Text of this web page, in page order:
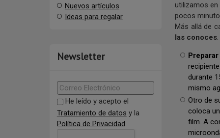
Nuevos artículos
Ideas para regalar
Newsletter
He leído y acepto el
Tratamiento de datos y la
Política de Privacidad
utilizamos en
pocos
Más allá de
las conoces
durante
mismo
Otro de
coloca
film. A